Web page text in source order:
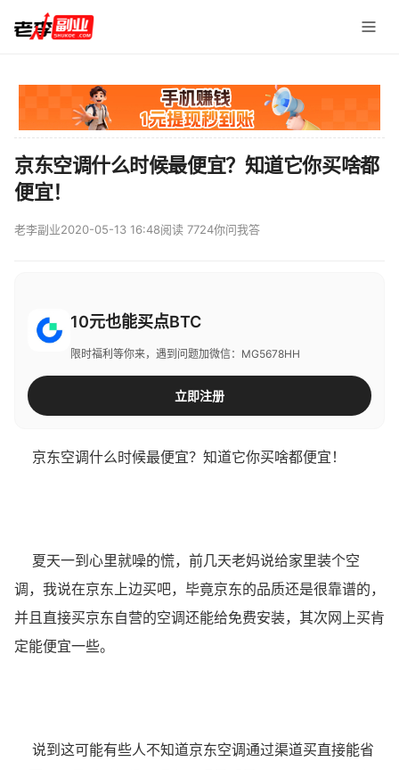
京东空调什么时候最便宜？知道它你买啥都
便宜！
老李副业2020-05-13 16:48阅读 7724你问我答
10元也能买点BTC
限时福利等你来，遇到问题加微信：MG5678HH
立即注册
京东空调什么时候最便宜？知道它你买啥都便宜！
夏天一到心里就噪的慌，前几天老妈说给家里装个空
调，我说在京东上边买吧，毕竟京东的品质还是很靠谱的，
并且直接买京东自营的空调还能给免费安装，其次网上买肯
定能便宜一些。
说到这可能有些人不知道京东空调通过渠道买直接能省